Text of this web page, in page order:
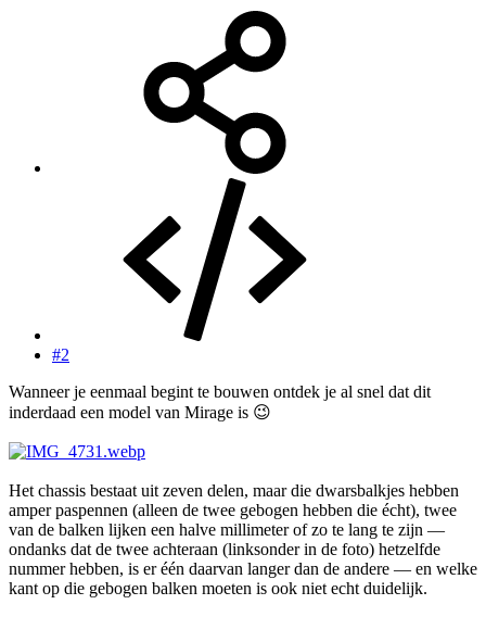
#2
Wanneer je eenmaal begint te bouwen ontdek je al snel dat dit
inderdaad een model van Mirage is 😉
Het chassis bestaat uit zeven delen, maar die dwarsbalkjes hebben
amper paspennen (alleen de twee gebogen hebben die écht), twee
van de balken lijken een halve millimeter of zo te lang te zijn —
ondanks dat de twee achteraan (linksonder in de foto) hetzelfde
nummer hebben, is er één daarvan langer dan de andere — en welke
kant op die gebogen balken moeten is ook niet echt duidelijk.